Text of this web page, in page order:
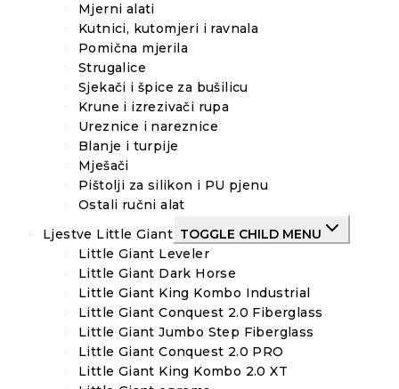
Mjerni alati
Kutnici, kutomjeri i ravnala
Pomična mjerila
Strugalice
Sjekači i špice za bušilicu
Krune i izrezivači rupa
Ureznice i nareznice
Blanje i turpije
Mješači
Pištolji za silikon i PU pjenu
Ostali ručni alat
Ljestve Little Giant TOGGLE CHILD MENU
Little Giant Leveler
Little Giant Dark Horse
Little Giant King Kombo Industrial
Little Giant Conquest 2.0 Fiberglass
Little Giant Jumbo Step Fiberglass
Little Giant Conquest 2.0 PRO
Little Giant King Kombo 2.0 XT